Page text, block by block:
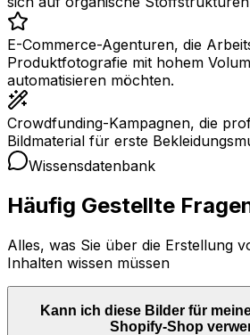
E-Commerce-Agenturen, die
Produktfotografie mit hohem
automatisieren möchten.
Crowdfunding-Kampagnen, die
Bildmaterial für erste
Wissensdatenbank
Häufig Gestellte
Alles, was Sie über die Erstellung
Inhalten wissen müssen
Kann ich diese Bilder für
Shopify-Shop